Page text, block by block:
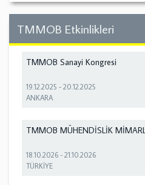
TMMOB Etkinlikleri
TMMOB Sanayi Kongresi
19.12.2025 -20.12.2025
ANKARA
TMMOB MÜHENDİSLİK
18.10.2026 -21.10.2026
TÜRKİYE